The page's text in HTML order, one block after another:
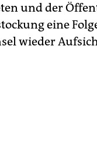
und der
eine
wieder